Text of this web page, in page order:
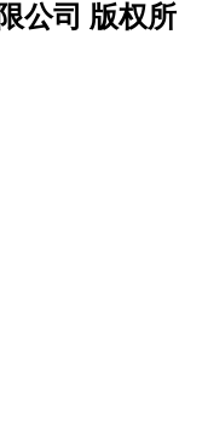
公司 版权所